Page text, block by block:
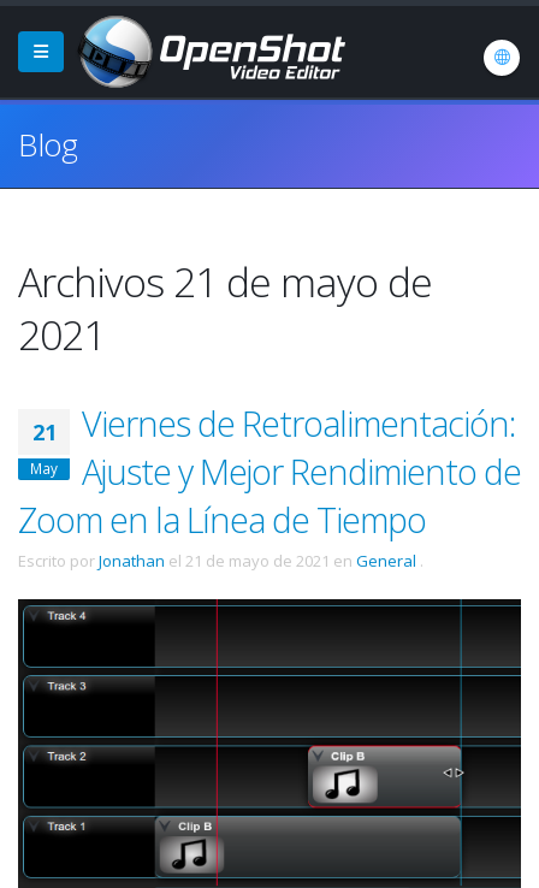
Blog
Archivos 21 de mayo de
2021
21
May
Viernes de Retroalimentación:
Ajuste y Mejor Rendimiento de
Zoom en la Línea de Tiempo
Escrito porJonathan el 21 de mayo de 2021 en General .